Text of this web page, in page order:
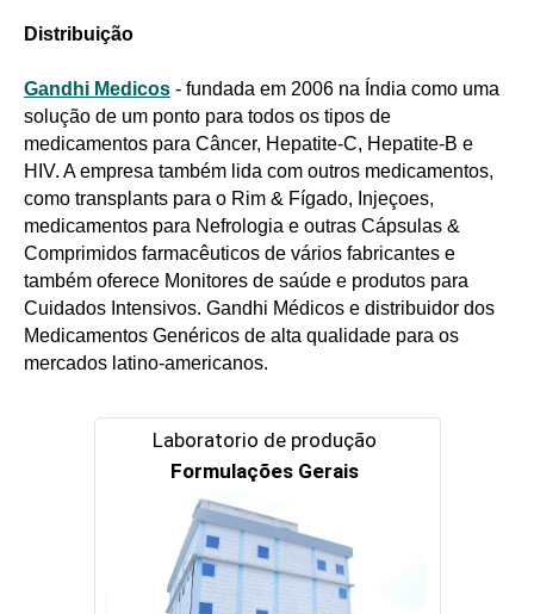
Distribuição
Gandhi Medicos - fundada em 2006 na Índia como uma
solução de um ponto para todos os tipos de
medicamentos para Câncer, Hepatite-C, Hepatite-B e
HIV. A empresa também lida com outros medicamentos,
como transplants para o Rim & Fígado, Injeçoes,
medicamentos para Nefrologia e outras Cápsulas &
Comprimidos farmacêuticos de vários fabricantes e
também oferece Monitores de saúde e produtos para
Cuidados Intensivos. Gandhi Médicos e distribuidor dos
Medicamentos Genéricos de alta qualidade para os
mercados latino-americanos.
Laboratorio de produção
Formulações Gerais